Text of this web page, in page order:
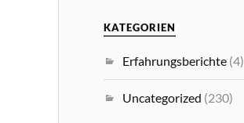
KATEGORIEN
Erfahrungsberichte (4)
Uncategorized (230)